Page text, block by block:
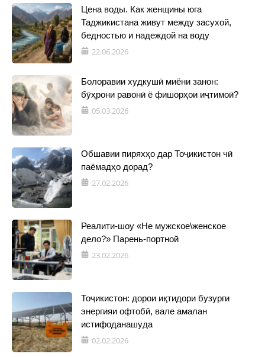
Цена воды. Как женщины юга
Таджикистана живут между засухой,
бедностью и надеждой на воду
22.06.2026
Болоравии худкушӣ миёни занон:
бӯҳрони равонӣ ё фишорҳои иҷтимоӣ?
05.03.2026
Обшавии пиряхҳо дар Тоҷикистон чӣ
паёмадҳо дорад?
27.02.2026
Реалити-шоу «Не мужское\женское
дело?» Парень-портной
23.02.2026
Тоҷикистон: дорои иқтидори бузурги
энергияи офтобӣ, вале амалан
истифоданашуда
02.02.2026